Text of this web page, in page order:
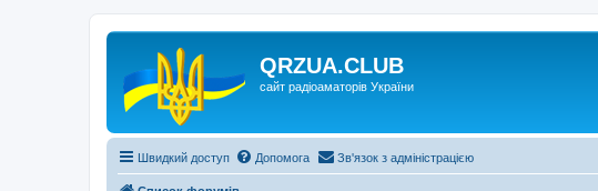
QRZUA.CLUB
сайт радіоаматорів України
Швидкий доступ Допомога Зв'язок з адміністрацією